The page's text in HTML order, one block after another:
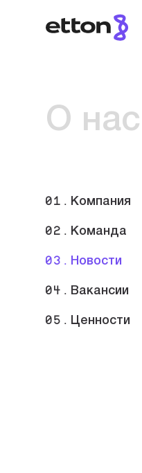
О нас
01. Компания
02. Команда
03. Новости
04. Вакансии
05. Ценности